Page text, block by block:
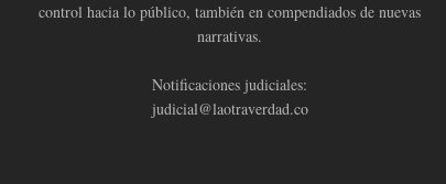
control hacia lo público, también en compendiados de nuevas
narrativas.
Notificaciones judiciales:
judicial@laotraverdad.co